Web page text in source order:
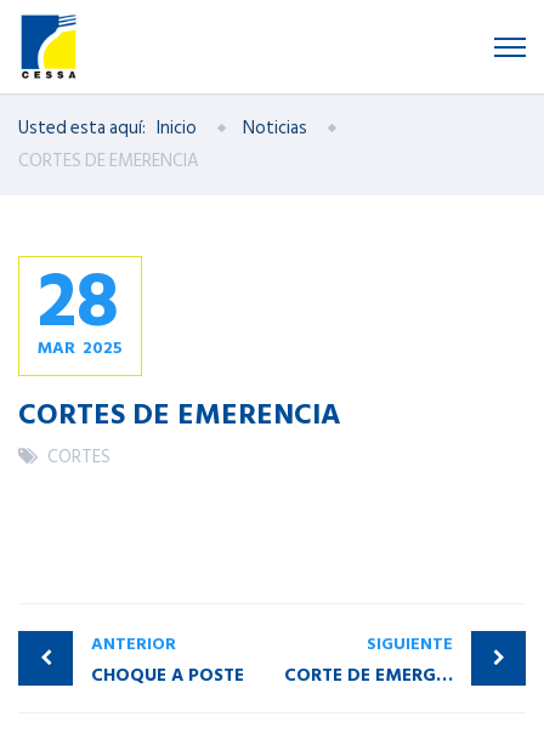
Usted esta aquí: Inicio
Noticias
CORTES DE EMERENCIA
28
MAR 2025
CORTES DE EMERENCIA
CORTES
ANTERIOR
CHOQUE A POSTE
SIGUIENTE
CORTE DE EMERGENCIA EN VILLA SERRANO